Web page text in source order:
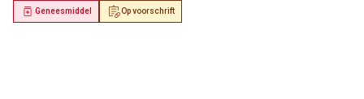
Op voorschrift
Geneesmiddel